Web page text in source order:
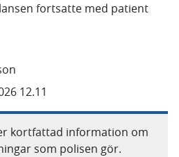
fortsatte med patient
12.11
kortfattad information om
som polisen gör.